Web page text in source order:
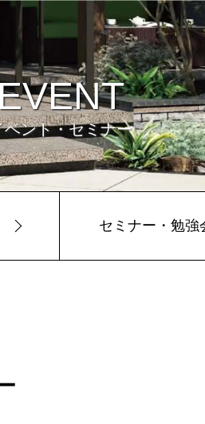
ベント・セミナー
セミナー・勉強